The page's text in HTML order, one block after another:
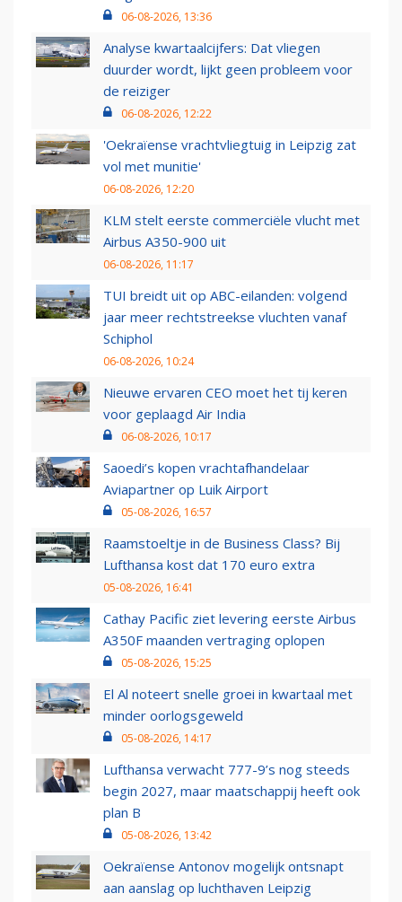
06-08-2026, 13:36
Analyse kwartaalcijfers: Dat vliegen
duurder wordt, lijkt geen probleem voor
de reiziger
06-08-2026, 12:22
'Oekraïense vrachtvliegtuig in Leipzig zat
vol met munitie'
06-08-2026, 12:20
KLM stelt eerste commerciële vlucht met
Airbus A350-900 uit
06-08-2026, 11:17
TUI breidt uit op ABC-eilanden: volgend
jaar meer rechtstreekse vluchten vanaf
Schiphol
06-08-2026, 10:24
Nieuwe ervaren CEO moet het tij keren
voor geplaagd Air India
06-08-2026, 10:17
Saoedi’s kopen vrachtafhandelaar
Aviapartner op Luik Airport
05-08-2026, 16:57
Raamstoeltje in de Business Class? Bij
Lufthansa kost dat 170 euro extra
05-08-2026, 16:41
Cathay Pacific ziet levering eerste Airbus
A350F maanden vertraging oplopen
05-08-2026, 15:25
El Al noteert snelle groei in kwartaal met
minder oorlogsgeweld
05-08-2026, 14:17
Lufthansa verwacht 777-9’s nog steeds
begin 2027, maar maatschappij heeft ook
plan B
05-08-2026, 13:42
Oekraïense Antonov mogelijk ontsnapt
aan aanslag op luchthaven Leipzig